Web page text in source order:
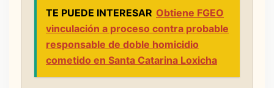
TE PUEDE INTERESAR Obtiene FGEO
vinculación a proceso contra probable
responsable de doble homicidio
cometido en Santa Catarina Loxicha